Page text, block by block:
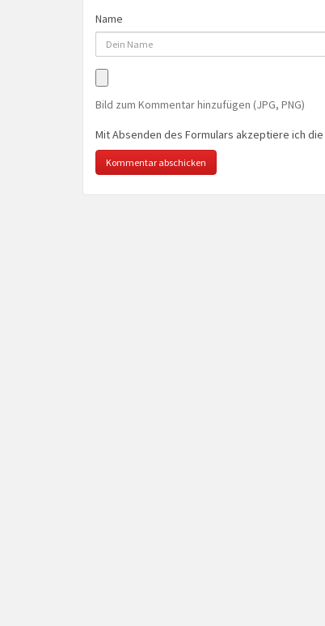
Name
Bild zum Kommentar hinzufügen (JPG, PNG)
Mit Absenden des Formulars akzeptiere ich die